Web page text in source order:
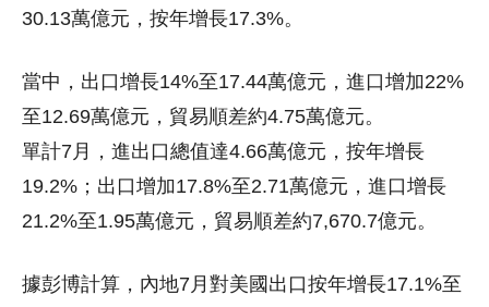
30.13萬億元，按年增長17.3%。
當中，出口增長14%至17.44萬億元，進口增加22%
至12.69萬億元，貿易順差約4.75萬億元。
單計7月，進出口總值達4.66萬億元，按年增長
19.2%；出口增加17.8%至2.71萬億元，進口增長
21.2%至1.95萬億元，貿易順差約7,670.7億元。
據彭博計算，內地7月對美國出口按年增長17.1%至